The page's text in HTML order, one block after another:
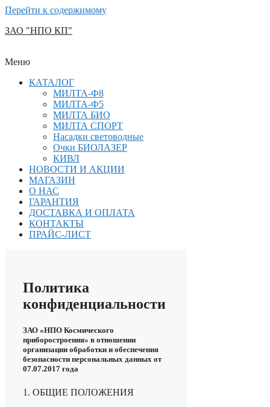
Перейти к содержимому
ЗАО "НПО КП"
Меню
КАТАЛОГ
МИЛТА-Ф8
МИЛТА-Ф5
МИЛТА БИО
МИЛТА СПОРТ
Насадки световодные
Очки БИОЛАЗЕР
КИВЛ
НОВОСТИ И АКЦИИ
МАГАЗИН
О НАС
ГАРАНТИЯ
ДОСТАВКА И ОПЛАТА
КОНТАКТЫ
ПРАЙС-ЛИСТ
Политика
конфиденциальности
ЗАО «НПО Космического
приборостроения» в отношении
организации обработки и обеспечения
безопасности персональных данных от
07.07.2017 года
1. ОБЩИЕ ПОЛОЖЕНИЯ